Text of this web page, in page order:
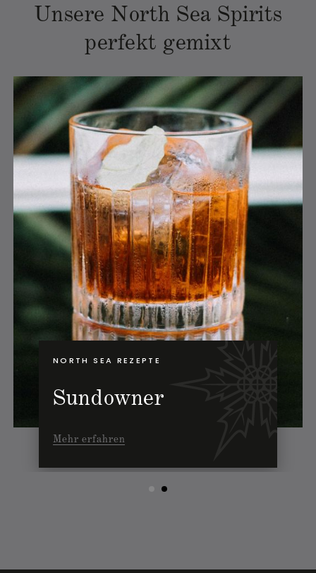
Unsere North Sea Spirits
perfekt gemixt
NORTH SEA REZEPTE
Gin Minze
Mehr erfahren